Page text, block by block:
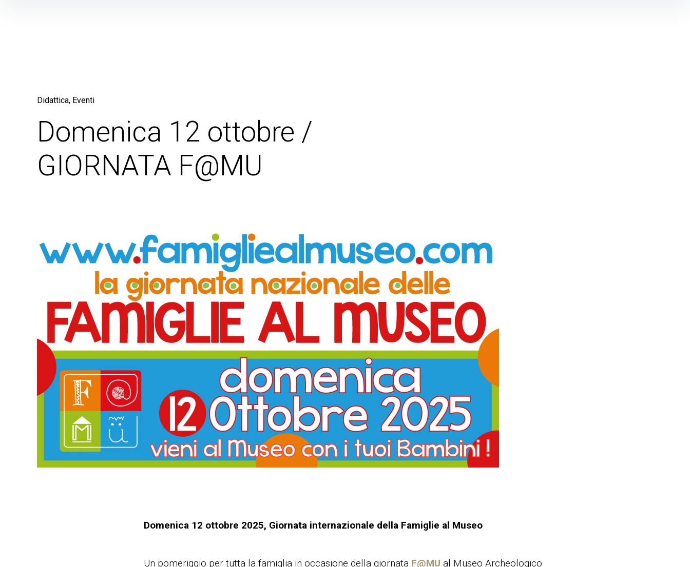
Didattica Eventi
Domenica 12 ottobre /
GIORNATA F@MU
Domenica 12 ottobre 2025, Giornata internazionale della Famiglie al Museo
Un pomeriggio per tutta la famiglia in occasione della giornata F@MU al Museo Archeologico